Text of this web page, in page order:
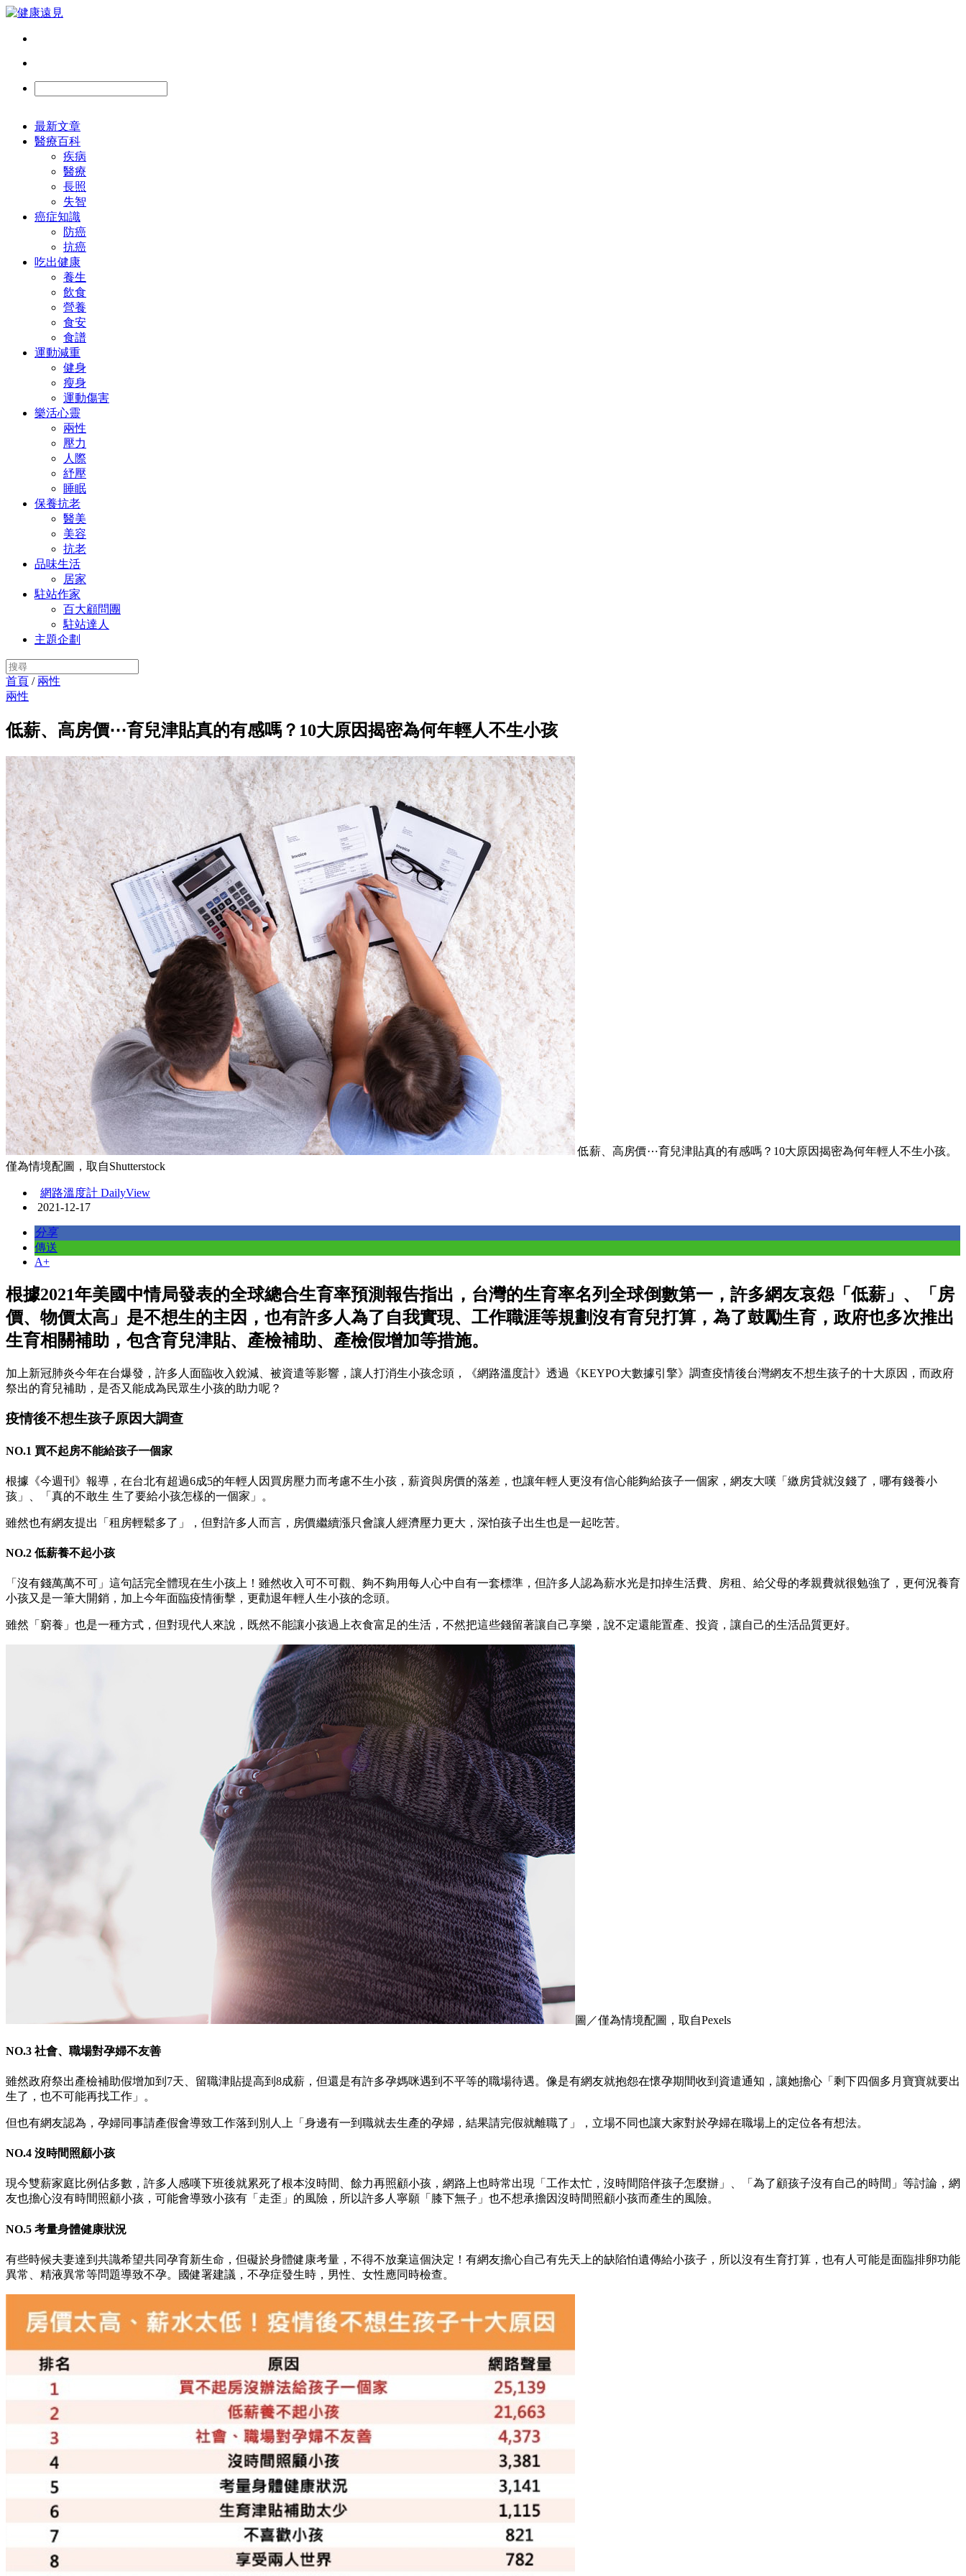
最新文章
醫療百科
疾病
醫療
長照
失智
癌症知識
防癌
抗癌
吃出健康
養生
飲食
營養
食安
食譜
運動減重
健身
瘦身
運動傷害
樂活心靈
兩性
壓力
人際
紓壓
睡眠
保養抗老
醫美
美容
抗老
品味生活
居家
駐站作家
百大顧問團
駐站達人
主題企劃
首頁 / 兩性
兩性
低薪、高房價⋯育兒津貼真的有感嗎？10大原因揭密為何年輕人不生小孩
低薪、高房價⋯育兒津貼真的有感嗎？10大原因揭密為何年輕人不生小孩。
僅為情境配圖，取自Shutterstock
網路溫度計 DailyView
2021-12-17
分享
傳送
A+
根據2021年美國中情局發表的全球總合生育率預測報告指出，台灣的生育率名列全球倒數第一，許多網友哀怨「低薪」、「房
價、物價太高」是不想生的主因，也有許多人為了自我實現、工作職涯等規劃沒有育兒打算，為了鼓勵生育，政府也多次推出
生育相關補助，包含育兒津貼、產檢補助、產檢假增加等措施。
加上新冠肺炎今年在台爆發，許多人面臨收入銳減、被資遣等影響，讓人打消生小孩念頭，《網路溫度計》透過《KEYPO大數據引擎》調查疫情後台灣網友不想生孩子的十大原因，而政府
祭出的育兒補助，是否又能成為民眾生小孩的助力呢？
疫情後不想生孩子原因大調查
NO.1 買不起房不能給孩子一個家
根據《今週刊》報導，在台北有超過6成5的年輕人因買房壓力而考慮不生小孩，薪資與房價的落差，也讓年輕人更沒有信心能夠給孩子一個家，網友大嘆「繳房貸就沒錢了，哪有錢養小
孩」、「真的不敢生 生了要給小孩怎樣的一個家」。
雖然也有網友提出「租房輕鬆多了」，但對許多人而言，房價繼續漲只會讓人經濟壓力更大，深怕孩子出生也是一起吃苦。
NO.2 低薪養不起小孩
「沒有錢萬萬不可」這句話完全體現在生小孩上！雖然收入可不可觀、夠不夠用每人心中自有一套標準，但許多人認為薪水光是扣掉生活費、房租、給父母的孝親費就很勉強了，更何況養育
小孩又是一筆大開銷，加上今年面臨疫情衝擊，更勸退年輕人生小孩的念頭。
雖然「窮養」也是一種方式，但對現代人來說，既然不能讓小孩過上衣食富足的生活，不然把這些錢留著讓自己享樂，說不定還能置產、投資，讓自己的生活品質更好。
圖／僅為情境配圖，取自Pexels
NO.3 社會、職場對孕婦不友善
雖然政府祭出產檢補助假增加到7天、留職津貼提高到8成薪，但還是有許多孕媽咪遇到不平等的職場待遇。像是有網友就抱怨在懷孕期間收到資遣通知，讓她擔心「剩下四個多月寶寶就要出
生了，也不可能再找工作」。
但也有網友認為，孕婦同事請產假會導致工作落到別人上「身邊有一到職就去生產的孕婦，結果請完假就離職了」，立場不同也讓大家對於孕婦在職場上的定位各有想法。
NO.4 沒時間照顧小孩
現今雙薪家庭比例佔多數，許多人感嘆下班後就累死了根本沒時間、餘力再照顧小孩，網路上也時常出現「工作太忙，沒時間陪伴孩子怎麼辦」、「為了顧孩子沒有自己的時間」等討論，網
友也擔心沒有時間照顧小孩，可能會導致小孩有「走歪」的風險，所以許多人寧願「膝下無子」也不想承擔因沒時間照顧小孩而產生的風險。
NO.5 考量身體健康狀況
有些時候夫妻達到共識希望共同孕育新生命，但礙於身體健康考量，不得不放棄這個決定！有網友擔心自己有先天上的缺陷怕遺傳給小孩子，所以沒有生育打算，也有人可能是面臨排卵功能
異常、精液異常等問題導致不孕。國健署建議，不孕症發生時，男性、女性應同時檢查。